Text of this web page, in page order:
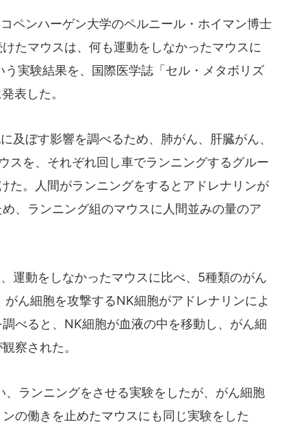
ペンハーゲン大学のペルニール・ホイマン博士
たマウスは、何も運動をしなかったマウスに
実験結果を、国際医学誌「セル・メタボリズ
表した。
及ぼす影響を調べるため、肺がん、肝臓がん、
スを、それぞれ回し車でランニングするグルー
た。人間がランニングをするとアドレナリンが
、ランニング組のマウスに人間並みの量のア
運動をしなかったマウスに比べ、5種類のがん
ん細胞を攻撃するNK細胞がアドレナリンによ
べると、NK細胞が血液の中を移動し、がん細
察された。
ランニングをさせる実験をしたが、がん細胞
の働きを止めたマウスにも同じ実験をした